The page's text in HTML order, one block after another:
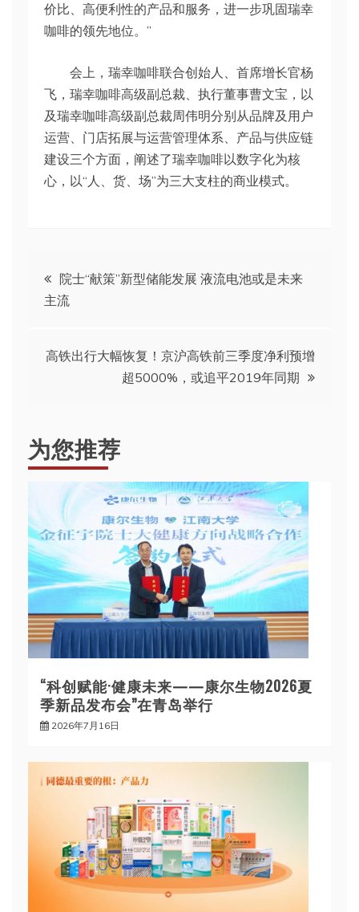
价比、高便利性的产品和服务，进一步巩固瑞幸
咖啡的领先地位。”
会上，瑞幸咖啡联合创始人、首席增长官杨
飞，瑞幸咖啡高级副总裁、执行董事曹文宝，以
及瑞幸咖啡高级副总裁周伟明分别从品牌及用户
运营、门店拓展与运营管理体系、产品与供应链
建设三个方面，阐述了瑞幸咖啡以数字化为核
心，以“人、货、场”为三大支柱的商业模式。
文
章
导
院士“献策”新型储能发展 液流电池或是未来
主流
高铁出行大幅恢复！京沪高铁前三季度净利预增
超5000%，或追平2019年同期
为您推荐
“科创赋能·健康未来——康尔生物2026夏
季新品发布会”在青岛举行
2026年7月16日